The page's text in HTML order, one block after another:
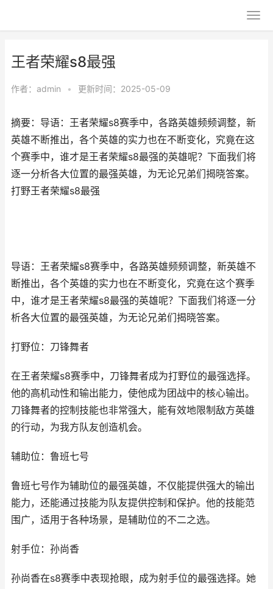
王者荣耀s8最强
作者： admin • 更新时间：2025-05-09
摘要：导语：王者荣耀s8赛季中，各路英雄频频调整，新
英雄不断推出，各个英雄的实力也在不断变化，究竟在这
个赛季中，谁才是王者荣耀s8最强的英雄呢？下面我们将
逐一分析各大位置的最强英雄，为无论兄弟们揭晓答案。
打野王者荣耀s8最强
导语：王者荣耀s8赛季中，各路英雄频频调整，新英雄不
断推出，各个英雄的实力也在不断变化，究竟在这个赛季
中，谁才是王者荣耀s8最强的英雄呢？下面我们将逐一分
析各大位置的最强英雄，为无论兄弟们揭晓答案。
打野位：刀锋舞者
在王者荣耀s8赛季中，刀锋舞者成为打野位的最强选择。
他的高机动性和输出能力，使他成为团战中的核心输出。
刀锋舞者的控制技能也非常强大，能有效地限制敌方英雄
的行动，为我方队友创造机会。
辅助位：鲁班七号
鲁班七号作为辅助位的最强英雄，不仅能提供强大的输出
能力，还能通过技能为队友提供控制和保护。他的技能范
围广，适用于各种场景，是辅助位的不二之选。
射手位：孙尚香
孙尚香在s8赛季中表现抢眼，成为射手位的最强选择。她